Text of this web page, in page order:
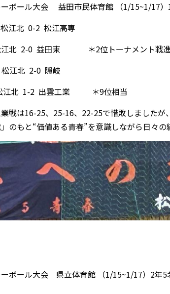
ボール大会 益田市民体育館 （1/15~1/17）
0-2 松江高専
＊2位トーナメント戦進
江北 2-0 隠岐
工業 ＊9位相当
戦は16-25、25-16、22-25で惜敗しました
のもと“価値ある青春”を意識しながら日々
ボール大会 県立体育館 （1/15~1/17）2年5